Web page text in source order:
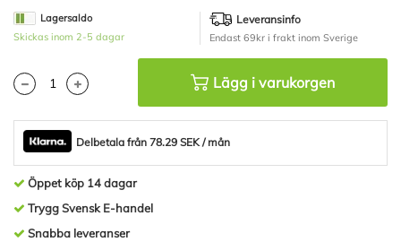
bildgalleriet
Lagersaldo
Skickas inom 2-5 dagar
Leveransinfo
Endast 69kr i frakt inom Sverige
Lägg i varukorgen
Delbetala från 78.29 SEK / mån
Öppet köp 14 dagar
Trygg Svensk E-handel
Snabba leveranser